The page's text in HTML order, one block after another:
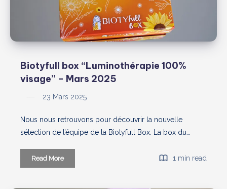
Biotyfull box “Luminothérapie 100%
visage” – Mars 2025
23 Mars 2025
Nous nous retrouvons pour découvrir la nouvelle
sélection de l’équipe de la Biotyfull Box. La box du…
Read MoreBiotyfull
box
1 min read